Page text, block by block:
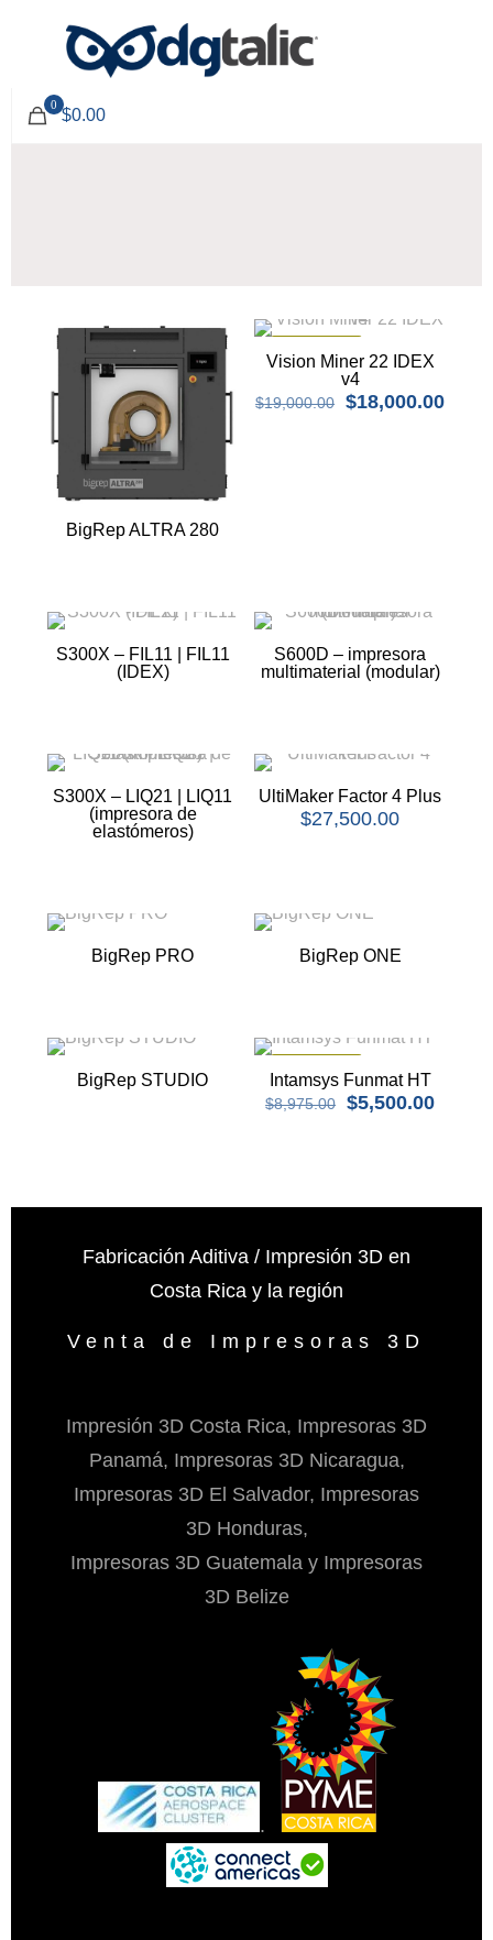
0
$0.00
BigRep ALTRA 280
Vision Miner 22 IDEX
v4
$19,000.00
El
$18,000.00El
S300X – FIL11 | FIL11
(IDEX)
S600D – impresora
multimaterial (modular)
S300X – LIQ21 | LIQ11
(impresora de
elastómeros)
UltiMaker Factor 4 Plus
$27,500.00
BigRep PRO BigRep ONE
BigRep STUDIO Intamsys Funmat HT
$8,975.00
El
$5,500.00El
Fabricación Aditiva / Impresión 3D en
Costa Rica y la región
Venta de Impresoras 3D
Impresión 3D Costa Rica, Impresoras 3D
Panamá, Impresoras 3D Nicaragua,
Impresoras 3D El Salvador, Impresoras
3D Honduras,
Impresoras 3D Guatemala y Impresoras
3D Belize
.